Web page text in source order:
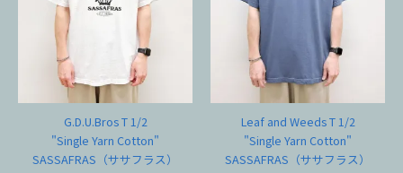
G.D.U.Bros T 1/2
"Single Yarn Cotton"
SASSAFRAS（ササフラス）
Leaf and Weeds T 1/2
"Single Yarn Cotton"
SASSAFRAS（ササフラス）